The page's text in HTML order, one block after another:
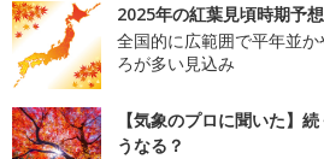
2025年の紅葉見頃時期予
全国的に広範囲で平年並
ろが多い見込み
【気象のプロに聞いた】
うなる？